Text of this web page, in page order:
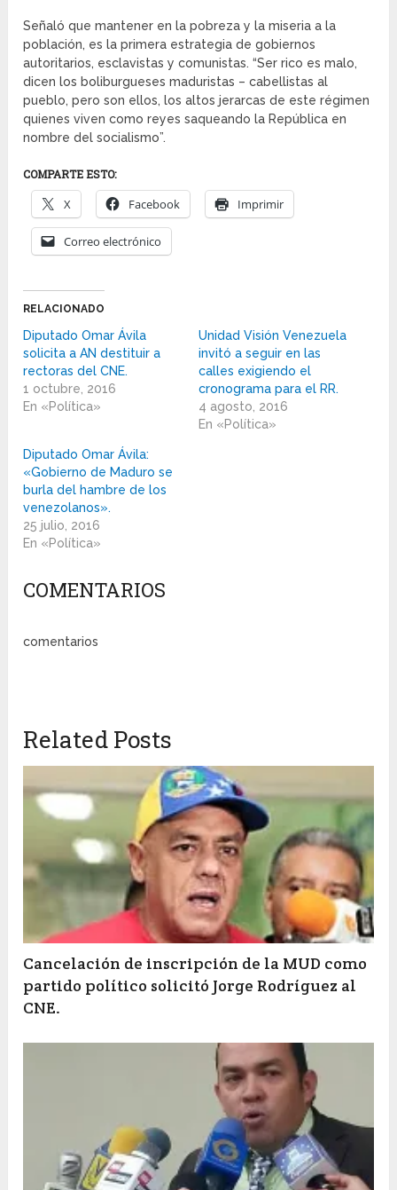
Señaló que mantener en la pobreza y la miseria a la
población, es la primera estrategia de gobiernos
autoritarios, esclavistas y comunistas. “Ser rico es malo,
dicen los boliburgueses maduristas – cabellistas al
pueblo, pero son ellos, los altos jerarcas de este régimen
quienes viven como reyes saqueando la República en
nombre del socialismo”.
COMPARTE ESTO:
X Facebook Imprimir
Correo electrónico
RELACIONADO
Diputado Omar Ávila
solicita a AN destituir a
rectoras del CNE.
1 octubre, 2016
En «Política»
Unidad Visión Venezuela
invitó a seguir en las
calles exigiendo el
cronograma para el RR.
4 agosto, 2016
En «Política»
Diputado Omar Ávila:
«Gobierno de Maduro se
burla del hambre de los
venezolanos».
25 julio, 2016
En «Política»
COMENTARIOS
comentarios
Related Posts
Cancelación de inscripción de la MUD como
partido político solicitó Jorge Rodríguez al
CNE.